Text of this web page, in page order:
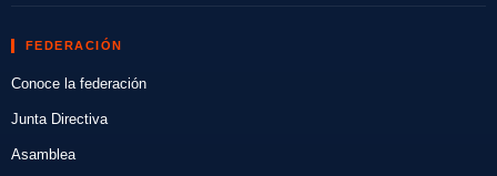
FEDERACIÓN
Conoce la federación
Junta Directiva
Asamblea